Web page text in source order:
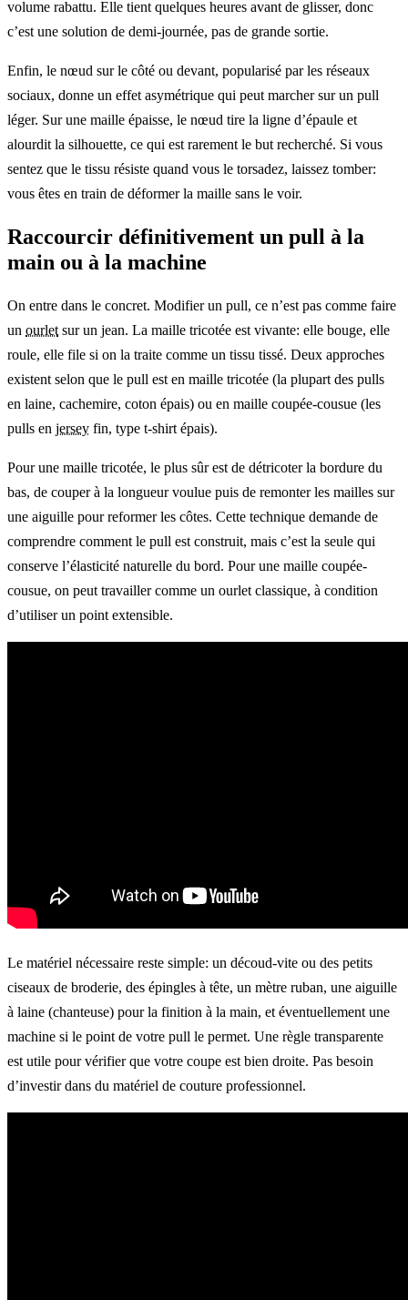
volume rabattu. Elle tient quelques heures avant de glisser, donc
c’est une solution de demi-journée, pas de grande sortie.
Enfin, le nœud sur le côté ou devant, popularisé par les réseaux
sociaux, donne un effet asymétrique qui peut marcher sur un pull
léger. Sur une maille épaisse, le nœud tire la ligne d’épaule et
alourdit la silhouette, ce qui est rarement le but recherché. Si vous
sentez que le tissu résiste quand vous le torsadez, laissez tomber:
vous êtes en train de déformer la maille sans le voir.
Raccourcir définitivement un pull à la
main ou à la machine
On entre dans le concret. Modifier un pull, ce n’est pas comme faire
un ourlet sur un jean. La maille tricotée est vivante: elle bouge, elle
roule, elle file si on la traite comme un tissu tissé. Deux approches
existent selon que le pull est en maille tricotée (la plupart des pulls
en laine, cachemire, coton épais) ou en maille coupée-cousue (les
pulls en jersey fin, type t-shirt épais).
Pour une maille tricotée, le plus sûr est de détricoter la bordure du
bas, de couper à la longueur voulue puis de remonter les mailles sur
une aiguille pour reformer les côtes. Cette technique demande de
comprendre comment le pull est construit, mais c’est la seule qui
conserve l’élasticité naturelle du bord. Pour une maille coupée-
cousue, on peut travailler comme un ourlet classique, à condition
d’utiliser un point extensible.
Le matériel nécessaire reste simple: un découd-vite ou des petits
ciseaux de broderie, des épingles à tête, un mètre ruban, une aiguille
à laine (chanteuse) pour la finition à la main, et éventuellement une
machine si le point de votre pull le permet. Une règle transparente
est utile pour vérifier que votre coupe est bien droite. Pas besoin
d’investir dans du matériel de couture professionnel.